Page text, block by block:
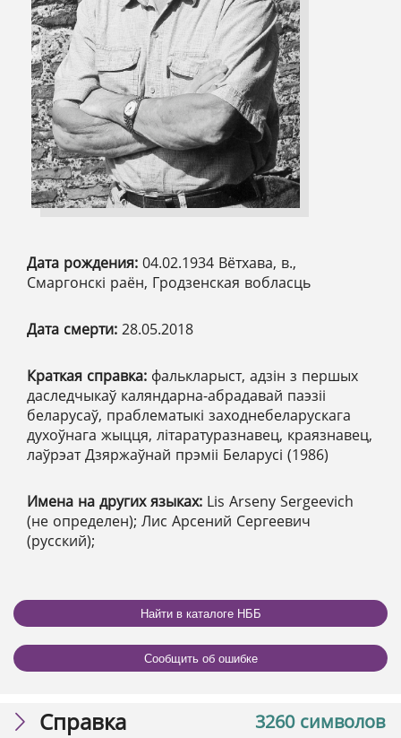
Дата рождения: 04.02.1934 Вётхава, в.,
Смаргонскі раён, Гродзенская вобласць
Дата смерти: 28.05.2018
Краткая справка: фалькларыст, адзін з першых
даследчыкаў каляндарна-абрадавай паэзіі
беларусаў, праблематыкі заходнебеларускага
духоўнага жыцця, літаратуразнавец, краязнавец,
лаўрэат Дзяржаўнай прэміі Беларусі (1986)
Имена на других языках: Lis Arseny Sergeevich
(не определен); Лис Арсений Сергеевич
(русский);
Найти в каталоге НББ
Сообщить об ошибке
3260 символов
Справка